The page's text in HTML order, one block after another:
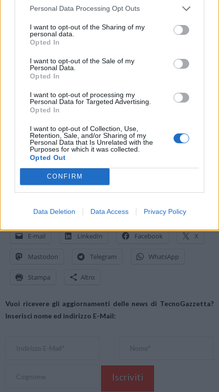
Personal Data Processing Opt Outs
I want to opt-out of the Sharing of my
personal data.
Opted In
I want to opt-out of the Sale of my
Personal Data.
Opted In
I want to opt-out of processing my
Personal Data for Targeted Advertising.
Opted In
I want to opt-out of Collection, Use,
Retention, Sale, and/or Sharing of my
Personal Data that Is Unrelated with the
Purposes for which it was collected.
Opted Out
CONFIRM
Data Deletion Data Access Privacy Policy
superiori al prezzo di 1129€. È 1,4 volte più veloce della RTX 3080 Ti
senza frame generation nei giochi più esigenti dal punto di vista
grafico. DLSS Frame Generation garantisce un ulteriore incremento
delle prestazioni, rendendo la RTX 4080 SUPER due volte più veloce
di una RTX 3080 Ti.
Amazon.it
E-mail LinkedIn Facebook X
Mastodon Telegram WhatsApp
Stampa Altro
Vuoi ricevere gli aggiornamenti delle news di TecnoGazzetta?
Inserisci nome ed indirizzo E-Mail: